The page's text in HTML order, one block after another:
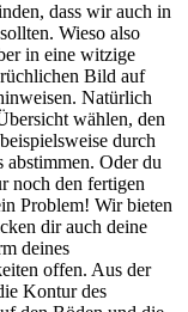
dass wir auch in
Wieso also
in eine witzige
Bild auf
Natürlich
wählen, den
durch
Oder du
noch den fertigen
Problem! Wir bieten
dir auch deine
deines
offen. Aus der
Kontur des